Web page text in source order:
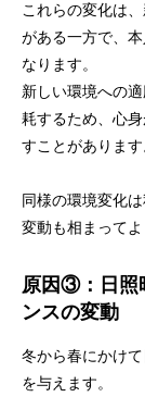
これらの変化は
がある一方で、
なります。
新しい環境への
耗するため、心
すことがあります
同様の環境変化
変動も相まって
原因③：日照
ンスの変動
冬から春にかけ
を与えます。